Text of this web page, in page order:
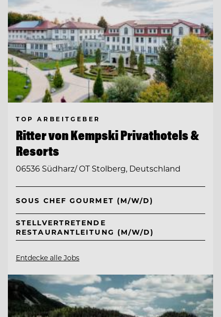
TOP ARBEITGEBER
Ritter von Kempski Privathotels &
Resorts
06536 Südharz/ OT Stolberg, Deutschland
SOUS CHEF GOURMET (M/W/D)
STELLVERTRETENDE
RESTAURANTLEITUNG (M/W/D)
Entdecke alle Jobs